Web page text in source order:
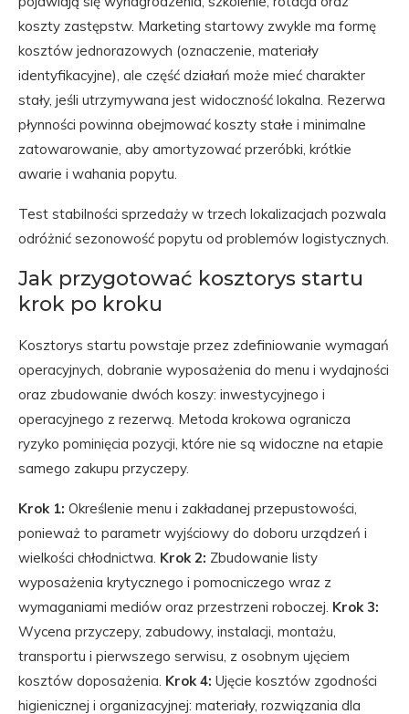
koszty zastępstw. Marketing startowy zwykle ma formę
kosztów jednorazowych (oznaczenie, materiały
identyfikacyjne), ale część działań może mieć charakter
stały, jeśli utrzymywana jest widoczność lokalna. Rezerwa
płynności powinna obejmować koszty stałe i minimalne
zatowarowanie, aby amortyzować przeróbki, krótkie
awarie i wahania popytu.
Test stabilności sprzedaży w trzech lokalizacjach pozwala
odróżnić sezonowość popytu od problemów logistycznych.
Jak przygotować kosztorys startu
krok po kroku
Kosztorys startu powstaje przez zdefiniowanie wymagań
operacyjnych, dobranie wyposażenia do menu i wydajności
oraz zbudowanie dwóch koszy: inwestycyjnego i
operacyjnego z rezerwą. Metoda krokowa ogranicza
ryzyko pominięcia pozycji, które nie są widoczne na etapie
samego zakupu przyczepy.
Krok 1: Określenie menu i zakładanej przepustowości,
ponieważ to parametr wyjściowy do doboru urządzeń i
wielkości chłodnictwa. Krok 2: Zbudowanie listy
wyposażenia krytycznego i pomocniczego wraz z
wymaganiami mediów oraz przestrzeni roboczej. Krok 3:
Wycena przyczepy, zabudowy, instalacji, montażu,
transportu i pierwszego serwisu, z osobnym ujęciem
kosztów doposażenia. Krok 4: Ujęcie kosztów zgodności
higienicznej i organizacyjnej: materiały, rozwiązania dla